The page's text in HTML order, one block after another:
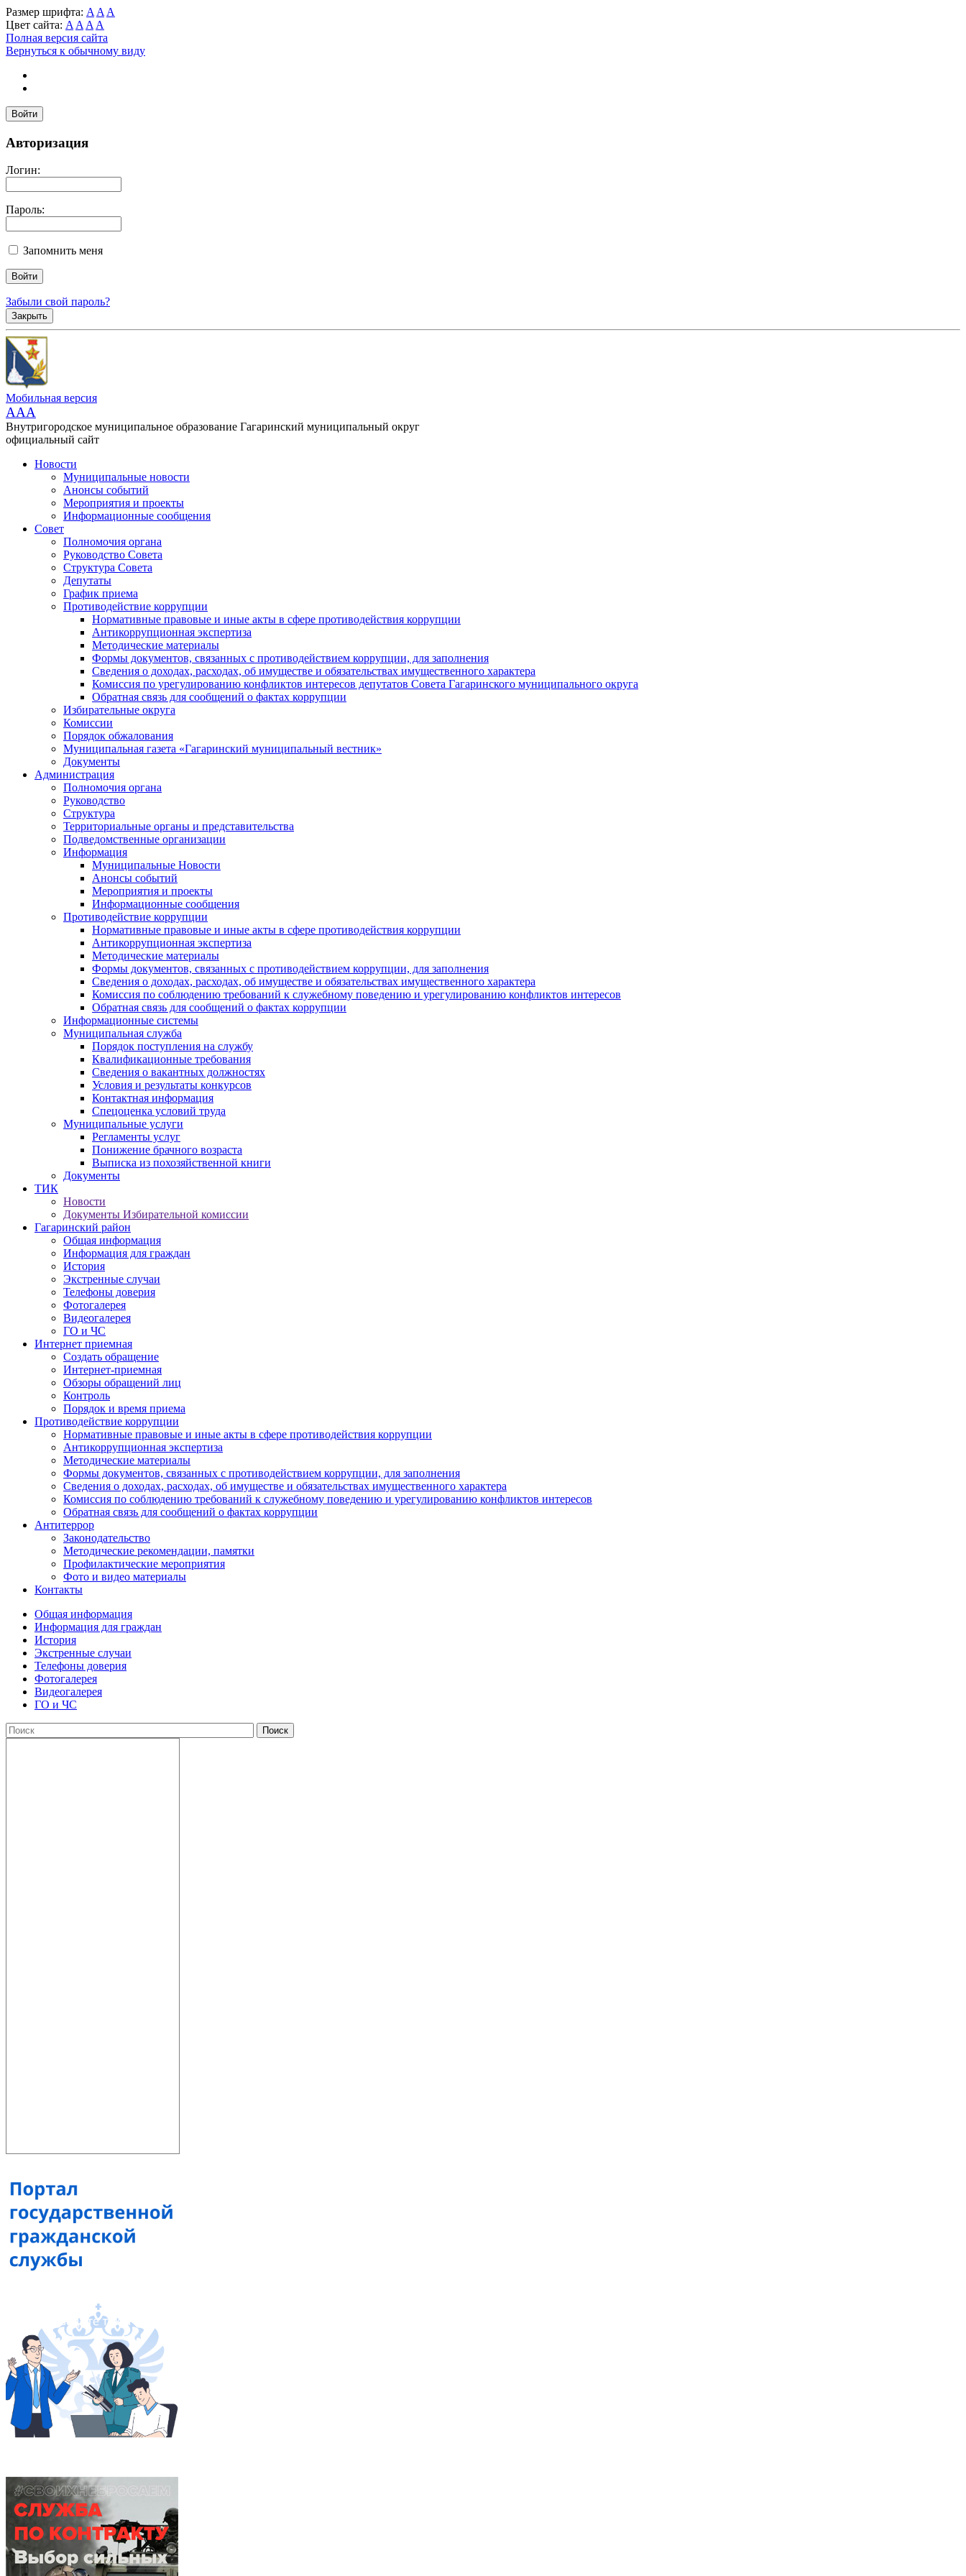
Размер шрифта: A A A
Цвет сайта: A A A A
Полная версия сайта
Вернуться к обычному виду
Войти
Авторизация
Логин:
Пароль:
Запомнить меня
Забыли свой пароль?
Закрыть
Мобильная версия
AAA
Внутригородское муниципальное образование Гагаринский муниципальный округ
официальный сайт
Новости
Муниципальные новости
Анонсы событий
Мероприятия и проекты
Информационные сообщения
Совет
Полномочия органа
Руководство Совета
Структура Совета
Депутаты
График приема
Противодействие коррупции
Нормативные правовые и иные акты в сфере противодействия коррупции
Антикоррупционная экспертиза
Методические материалы
Формы документов, связанных с противодействием коррупции, для заполнения
Сведения о доходах, расходах, об имуществе и обязательствах имущественного характера
Комиссия по урегулированию конфликтов интересов депутатов Совета Гагаринского муниципального округа
Обратная связь для сообщений о фактах коррупции
Избирательные округа
Комиссии
Порядок обжалования
Муниципальная газета «Гагаринский муниципальный вестник»
Документы
Администрация
Полномочия органа
Руководство
Структура
Территориальные органы и представительства
Подведомственные организации
Информация
Муниципальные Новости
Анонсы событий
Мероприятия и проекты
Информационные сообщения
Противодействие коррупции
Нормативные правовые и иные акты в сфере противодействия коррупции
Антикоррупционная экспертиза
Методические материалы
Формы документов, связанных с противодействием коррупции, для заполнения
Сведения о доходах, расходах, об имуществе и обязательствах имущественного характера
Комиссия по соблюдению требований к служебному поведению и урегулированию конфликтов интересов
Обратная связь для сообщений о фактах коррупции
Информационные системы
Муниципальная служба
Порядок поступления на службу
Квалификационные требования
Сведения о вакантных должностях
Условия и результаты конкурсов
Контактная информация
Спецоценка условий труда
Муниципальные услуги
Регламенты услуг
Понижение брачного возраста
Выписка из похозяйственной книги
Документы
ТИК
Новости
Документы Избирательной комиссии
Гагаринский район
Общая информация
Информация для граждан
История
Экстренные случаи
Телефоны доверия
Фотогалерея
Видеогалерея
ГО и ЧС
Интернет приемная
Создать обращение
Интернет-приемная
Обзоры обращений лиц
Контроль
Порядок и время приема
Противодействие коррупции
Нормативные правовые и иные акты в сфере противодействия коррупции
Антикоррупционная экспертиза
Методические материалы
Формы документов, связанных с противодействием коррупции, для заполнения
Сведения о доходах, расходах, об имуществе и обязательствах имущественного характера
Комиссия по соблюдению требований к служебному поведению и урегулированию конфликтов интересов
Обратная связь для сообщений о фактах коррупции
Антитеррор
Законодательство
Методические рекомендации, памятки
Профилактические мероприятия
Фото и видео материалы
Контакты
Общая информация
Информация для граждан
История
Экстренные случаи
Телефоны доверия
Фотогалерея
Видеогалерея
ГО и ЧС